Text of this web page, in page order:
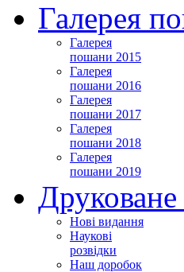
Галерея
Галерея
пошани 2015
Галерея
пошани 2016
Галерея
пошани 2017
Галерея
пошани 2018
Галерея
пошани 2019
Друковане
Нові видання
Наукові
розвідки
Наш доробок